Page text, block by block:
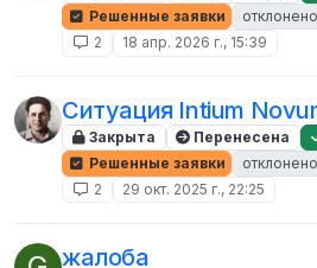
Решенные заявки
отклонено
2
18 апр. 2026 г., 15:39
Ситуация Intium
Закрыта Перенесена
Решенные заявки
отклонено
2
29 окт. 2025 г., 22:25
жалоба